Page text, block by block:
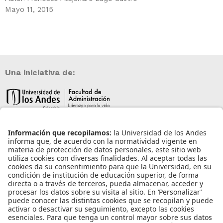
Mayo 11, 2015
Una iniciativa de:
Información de contacto
info@aneia.edu.co
Bogotá, Colombia
Enlaces de interés
Iniciar sesión